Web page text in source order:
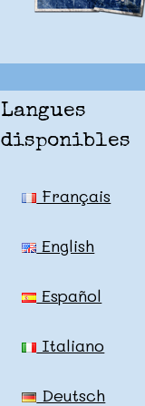
Langues
disponibles
Français
English
Español
Italiano
Deutsch